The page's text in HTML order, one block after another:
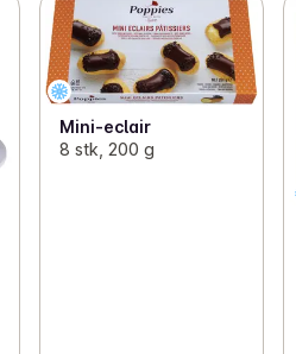
Mini-eclair
8 stk, 200 g